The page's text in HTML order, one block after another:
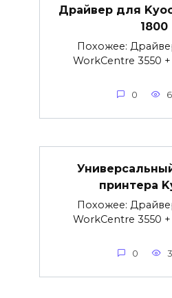
Драйвер для
1800
Похожее:
WorkCentre 3550
0
принтера
Похожее:
WorkCentre 3550
0